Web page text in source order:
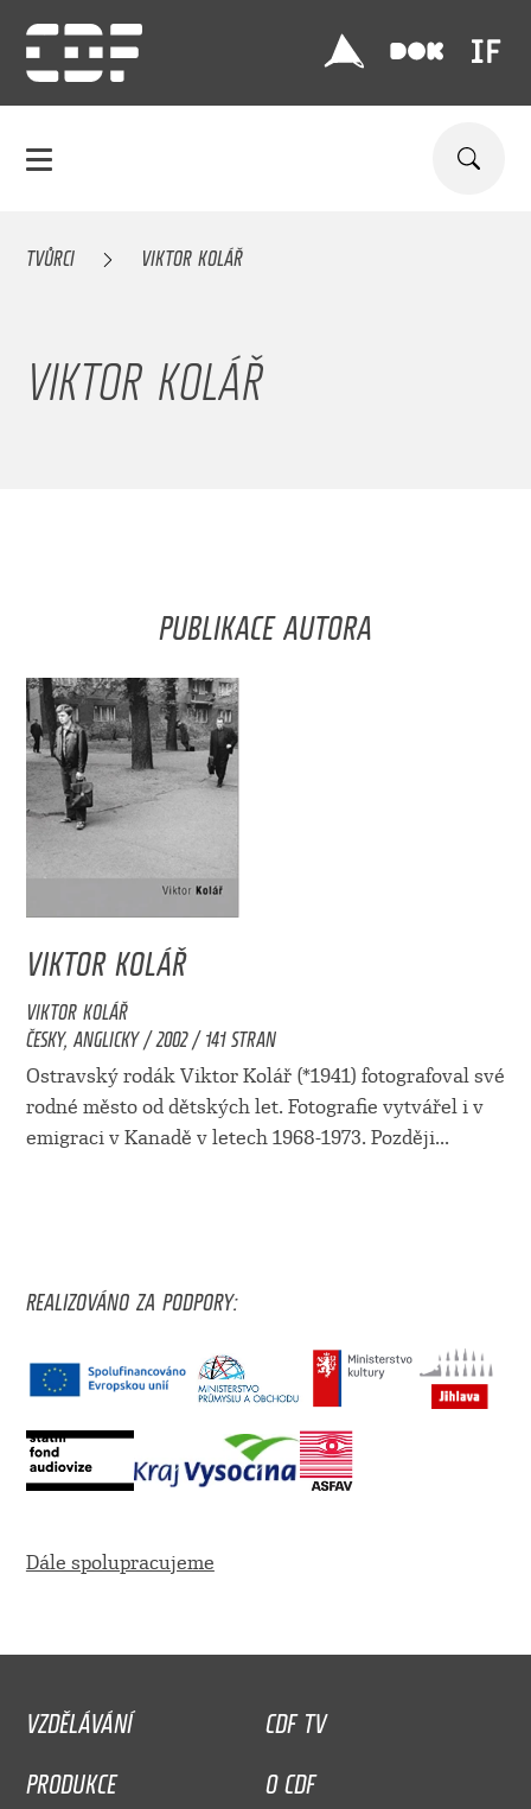
TVŮRCI VIKTOR KOLÁŘ
VIKTOR KOLÁŘ
PUBLIKACE AUTORA
VIKTOR KOLÁŘ
VIKTOR KOLÁŘ
ČESKY, ANGLICKY / 2002 / 141 STRAN
Ostravský rodák Viktor Kolář (*1941) fotografoval své
rodné město od dětských let. Fotografie vytvářel i v
emigraci v Kanadě v letech 1968-1973. Později...
REALIZOVÁNO ZA PODPORY:
Dále spolupracujeme
VZDĚLÁVÁNÍ
CDF TV
PRODUKCE
O CDF